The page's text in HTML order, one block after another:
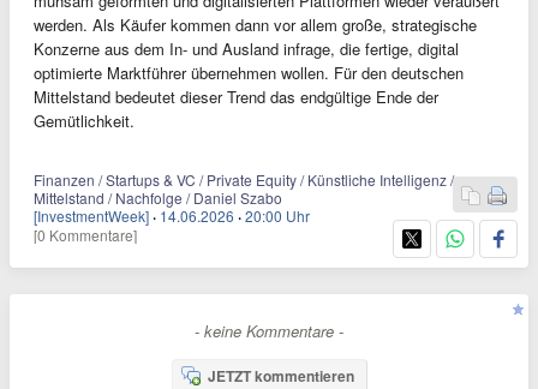
werden. Als Käufer kommen dann vor allem große, strategische
Konzerne aus dem In- und Ausland infrage, die fertige, digital
optimierte Marktführer übernehmen wollen. Für den deutschen
Mittelstand bedeutet dieser Trend das endgültige Ende der
Gemütlichkeit.
Finanzen / Startups & VC / Private Equity / Künstliche Intelligenz /
Mittelstand / Nachfolge / Daniel Szabo
[InvestmentWeek] · 14.06.2026 ·20:00 Uhr
[0 Kommentare]
- keine Kommentare -
JETZT kommentieren